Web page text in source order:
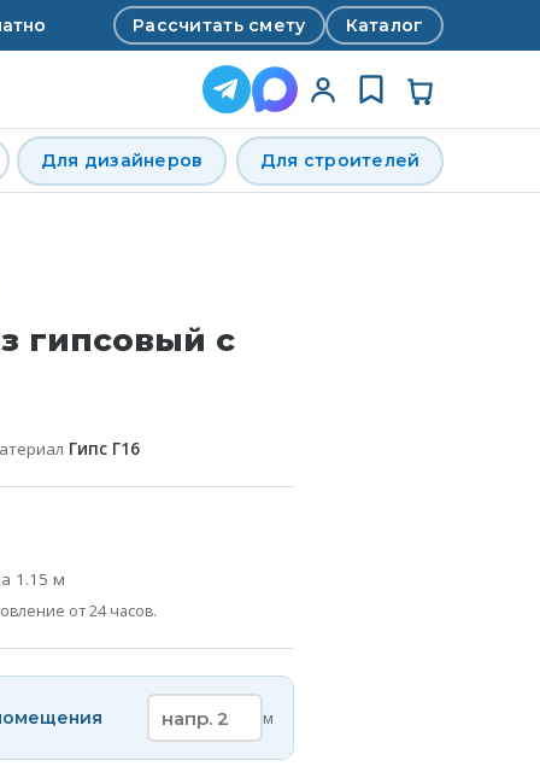
Рассчитать смету Каталог
Для дизайнеров Для строителей
гипсовый с
Гипс Г16
1.15 м
от 24 часов.
м